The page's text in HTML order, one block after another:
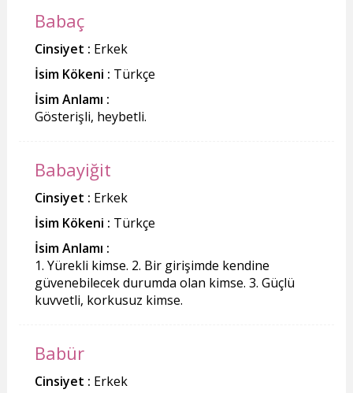
Babaç
Cinsiyet : Erkek
İsim Kökeni : Türkçe
İsim Anlamı :
Gösterişli, heybetli.
Babayiğit
Cinsiyet : Erkek
İsim Kökeni : Türkçe
İsim Anlamı :
1. Yürekli kimse. 2. Bir girişimde kendine
güvenebilecek durumda olan kimse. 3. Güçlü
kuvvetli, korkusuz kimse.
Babür
Cinsiyet : Erkek